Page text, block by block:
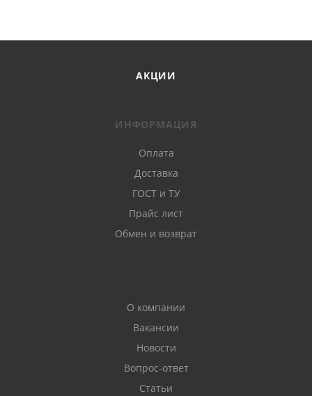
АКЦИИ
ИНФОРМАЦИЯ
Оплата
Доставка
ГОСТ и ТУ
Прайс лист
Обмен и возврат
О компании
Вакансии
Новости
Вопрос-ответ
Статьи